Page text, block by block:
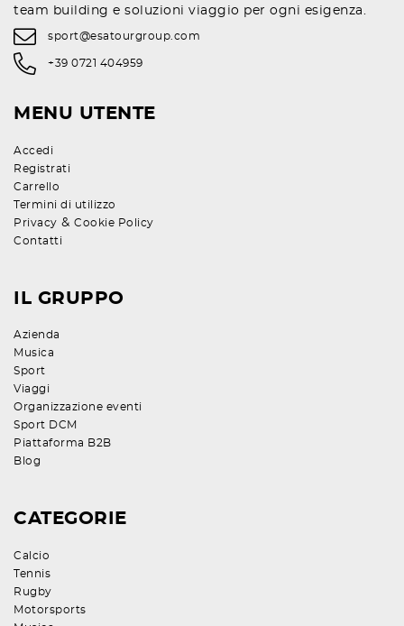
team building e soluzioni viaggio per ogni esigenza.
sport@esatourgroup.com
+39 0721 404959
MENU UTENTE
Accedi
Registrati
Carrello
Termini di utilizzo
Privacy & Cookie Policy
Contatti
IL GRUPPO
Azienda
Musica
Sport
Viaggi
Organizzazione eventi
Sport DCM
Piattaforma B2B
Blog
CATEGORIE
Calcio
Tennis
Rugby
Motorsports